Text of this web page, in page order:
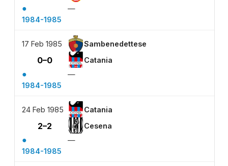
●
—
1984-1985
17 Feb 1985 Sambenedettese
0–0 Catania
●
—
1984-1985
24 Feb 1985 Catania
2–2 Cesena
●
—
1984-1985